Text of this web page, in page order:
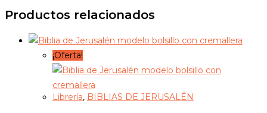
Productos relacionados
¡Oferta!
Librería, BIBLIAS DE JERUSALÉN